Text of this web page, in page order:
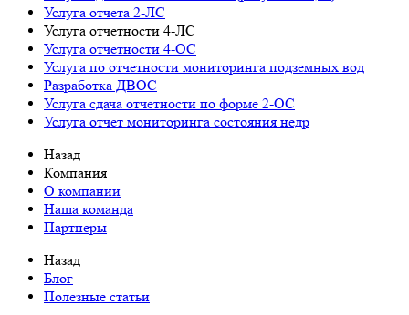
Услуга отчета 2-ЛС
Услуга отчетности 4-ЛС
Услуга отчетности 4-ОС
Услуга по отчетности мониторинга подземных вод
Разработка ДВОС
Услуга сдача отчетности по форме 2-ОС
Услуга отчет мониторинга состояния недр
Назад
Компания
О компании
Наша команда
Партнеры
Назад
Блог
Полезные статьи